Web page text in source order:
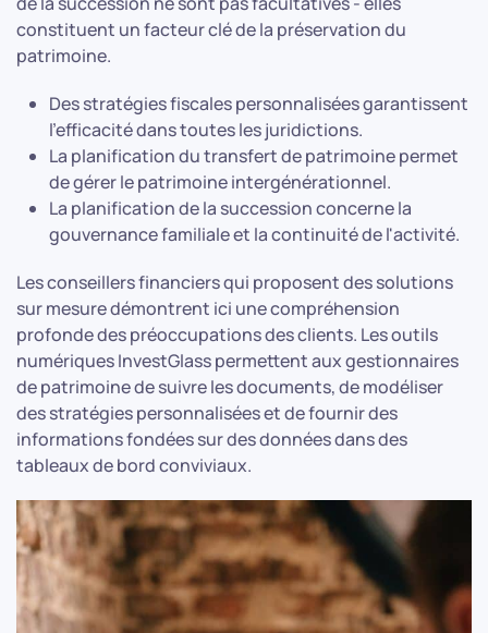
constituent un facteur clé de la préservation du
patrimoine.
Des stratégies fiscales personnalisées garantissent
l'efficacité dans toutes les juridictions.
La planification du transfert de patrimoine permet
de gérer le patrimoine intergénérationnel.
La planification de la succession concerne la
gouvernance familiale et la continuité de l'activité.
Les conseillers financiers qui proposent des solutions
sur mesure démontrent ici une compréhension
profonde des préoccupations des clients. Les outils
numériques InvestGlass permettent aux gestionnaires
de patrimoine de suivre les documents, de modéliser
des stratégies personnalisées et de fournir des
informations fondées sur des données dans des
tableaux de bord conviviaux.